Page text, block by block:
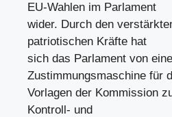
EU-Wahlen im Parlament
wider. Durch den
patriotischen Kräfte hat
sich das Parlament von
Zustimmungsmaschine für
Vorlagen der Kommission
Kontroll- und